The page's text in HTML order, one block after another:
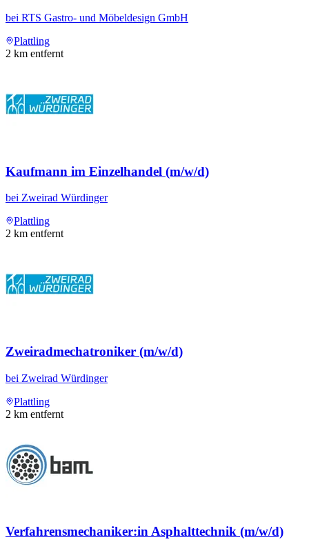
bei RTS Gastro- und Möbeldesign GmbH
Plattling
2 km entfernt
Kaufmann im Einzelhandel (m/w/d)
bei Zweirad Würdinger
Plattling
2 km entfernt
Zweiradmechatroniker (m/w/d)
bei Zweirad Würdinger
Plattling
2 km entfernt
Verfahrensmechaniker:in Asphalttechnik (m/w/d)